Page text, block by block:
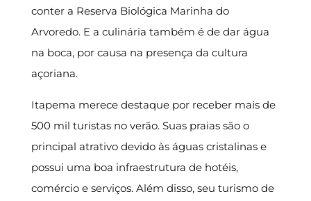
conter a Reserva Biológica Marinha do
Arvoredo. E a culinária também é de dar água
na boca, por causa na presença da cultura
açoriana.
Itapema merece destaque por receber mais de
500 mil turistas no verão. Suas praias são o
principal atrativo devido às águas cristalinas e
possui uma boa infraestrutura de hotéis,
comércio e serviços. Além disso, seu turismo de